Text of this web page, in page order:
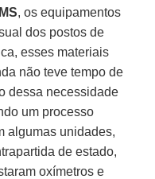
, os equipamentos
dos postos de
esses materiais
não teve tempo de
dessa necessidade
um processo
algumas unidades,
de estado,
oxímetros e